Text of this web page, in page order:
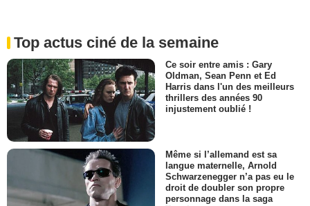
Top actus ciné de la semaine
Ce soir entre amis : Gary
Oldman, Sean Penn et Ed
Harris dans l'un des meilleurs
thrillers des années 90
injustement oublié !
Même si l’allemand est sa
langue maternelle, Arnold
Schwarzenegger n’a pas eu le
droit de doubler son propre
personnage dans la saga